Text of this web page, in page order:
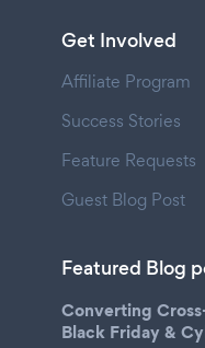
Get Involved
Affiliate Program
Success Stories
Feature Requests
Guest Blog Post
Featured Blog
Converting
Black Friday &